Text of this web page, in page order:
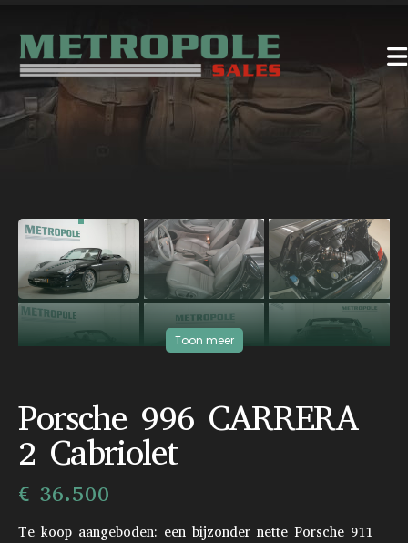
‹ ›
Toon meer
Porsche 996 CARRERA
2 Cabriolet
€ 36.500
Te koop aangeboden: een bijzonder nette Porsche 911